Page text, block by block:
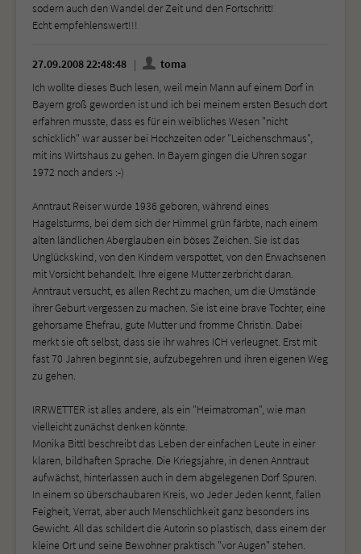
sodern auch den Wandel der Zeit und den Fortschritt!
Echt empfehlenswert!!!
27.09.2008 22:48:48
toma
Ich wollte dieses Buch lesen, weil mein Mann auf einem Dorf in
Bayern groß geworden ist und ich bei meinem ersten Besuch dort
erfahren musste, dass es für ein weibliches Wesen "nicht
schicklich" war ausser bei Hochzeiten oder "Leichenschmaus",
mit ins Wirtshaus zu gehen. In Bayern gingen die Uhren sogar
1972 noch anders :-)
Anntraut Reiser wurde 1936 geboren, während eines
Hagelsturms, bei dem sich der Himmel grün färbte, nach einem
alten ländlichen Aberglauben ein böses Zeichen. Sie ist das
Unglückskind, von den Kindern verspottet, von den Erwachsenen
mit Vorsicht behandelt. Ihre eigene Mutter zerbricht daran.
Anntraut versucht, es allen Recht zu machen, um die Umstände
ihrer Geburt vergessen zu machen. Sie ist eine brave Tochter, eine
gehorsame Ehefrau, gute Mutter und fromme Christin. Dabei
merkt sie oft selbst, dass sie ihr wahres ICH verleugnet. Erst mit
fast 70 Jahren beginnt sie, aufzubegehren und ihren eigenen Weg
zu gehen.
IRRWETTER ist alles andere, als ein "Heimatroman", wie man
vielleicht zunächst denken könnte.
Monika Bittl beschreibt das Leben der einfachen Leute in einer
klaren, bildhaften Sprache. Die Kriegsjahre, in denen Anntraut
aufwächst, hinterlassen auch in dem abgelegenen Dorf Spuren.
In einem so überschaubaren Kreis, wo Jeder Jeden kennt, fallen
Feigheit, Verrat, aber auch Menschlichkeit ganz besonders ins
Gewicht. All das schildert die Autorin so plastisch, dass einem der
kleine Ort und seine Bewohner praktisch "vor Augen" stehen.